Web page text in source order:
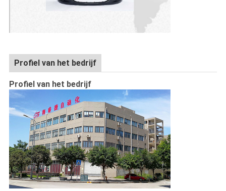
Profiel van het bedrijf
Profiel van het bedrijf